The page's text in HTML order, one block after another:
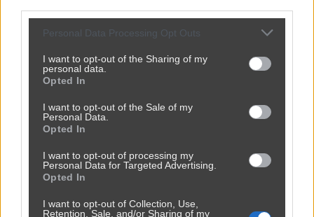
Personal Data Processing Opt Outs
I want to opt-out of the Sharing of my
personal data.
Opted In
I want to opt-out of the Sale of my
Personal Data.
Opted In
I want to opt-out of processing my
Personal Data for Targeted Advertising.
Opted In
I want to opt-out of Collection, Use,
Retention, Sale, and/or Sharing of my
Facetka uznała
przezMauss— 1 tydzień temu
Kategoria: 🏛️Polityka
#palestyna